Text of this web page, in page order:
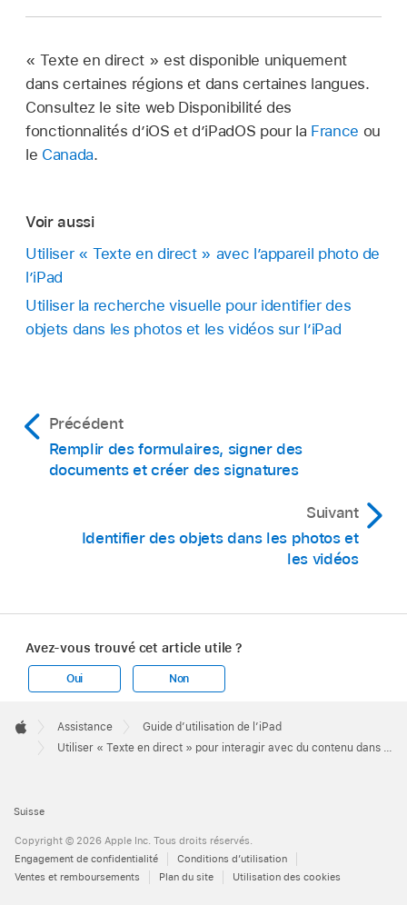
« Texte en direct » est disponible uniquement
dans certaines régions et dans certaines langues.
Consultez le site web Disponibilité des
fonctionnalités d’iOS et d’iPadOS pour la France ou
le Canada.
Voir aussi
Utiliser « Texte en direct » avec l’appareil photo de
l’iPad
Utiliser la recherche visuelle pour identifier des
objets dans les photos et les vidéos sur l’iPad
Précédent
Remplir des formulaires, signer des
documents et créer des signatures
Suivant
Identifier des objets dans les photos et
les vidéos
Avez-vous trouvé cet article utile ?
Oui Non
Footer

Apple
Assistance
Guide d’utilisation de l’iPad
Utiliser « Texte en direct » pour interagir avec du contenu dans une photo ou une vidéo sur l’iPad
Suisse
Copyright © 2026 Apple Inc. Tous droits réservés.
Engagement de confidentialité
Conditions d’utilisation
Ventes et remboursements
Plan du site Utilisation des cookies